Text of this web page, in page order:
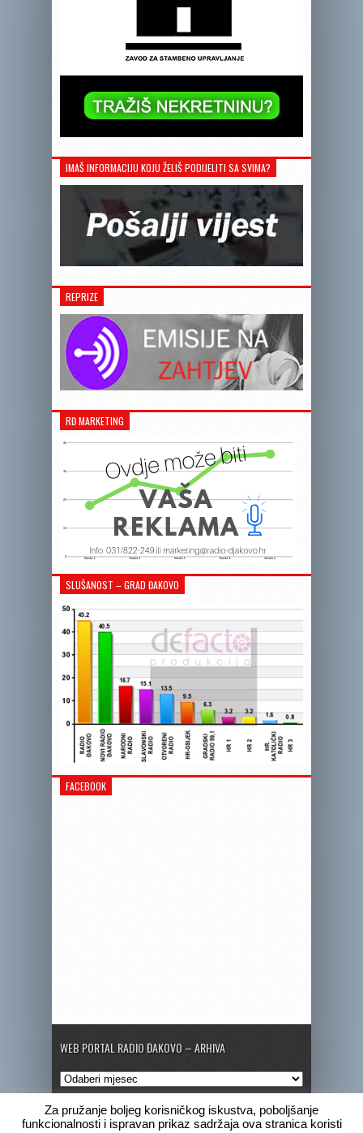
IMAŠ INFORMACIJU KOJU ŽELIŠ PODIJELITI SA SVIMA?
REPRIZE
RĐ MARKETING
SLUŠANOST – GRAD ĐAKOVO
FACEBOOK
WEB PORTAL RADIO ĐAKOVO – ARHIVA
Web
portal
Radio
Đakovo
Za pružanje boljeg korisničkog iskustva, poboljšanje
funkcionalnosti i ispravan prikaz sadržaja ova stranica koristi